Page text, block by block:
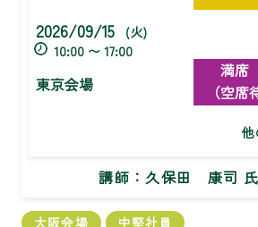
2026/09/15
(火)
10:00 〜 17:00
東京会場
満席
（空席
他
講師：久保田 康司
大阪会場
中堅社員